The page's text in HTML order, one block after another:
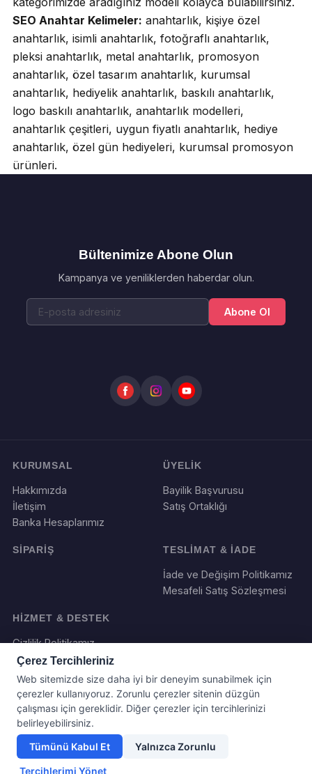
SEO Anahtar Kelimeler: anahtarlık, kişiye özel
anahtarlık, isimli anahtarlık, fotoğraflı anahtarlık,
pleksi anahtarlık, metal anahtarlık, promosyon
anahtarlık, özel tasarım anahtarlık, kurumsal
anahtarlık, hediyelik anahtarlık, baskılı anahtarlık,
logo baskılı anahtarlık, anahtarlık modelleri,
anahtarlık çeşitleri, uygun fiyatlı anahtarlık, hediye
anahtarlık, özel gün hediyeleri, kurumsal promosyon
ürünleri.
Bültenimize Abone Olun
Kampanya ve yeniliklerden haberdar olun.
Abone Ol
KURUMSAL
Hakkımızda
İletişim
Banka Hesaplarımız
ÜYELİK
Bayilik Başvurusu
Satış Ortaklığı
SİPARİŞ TESLİMAT & İADE
İade ve Değişim Politikamız
Mesafeli Satış Sözleşmesi
HİZMET & DESTEK
Gizlilik Politikamız
Yazılım ve Tasarım : Webboll. Tum haklari saklidir.
Çerez Tercihleriniz
Web sitemizde size daha iyi bir deneyim sunabilmek için
çerezler kullanıyoruz. Zorunlu çerezler sitenin düzgün
çalışması için gereklidir. Diğer çerezler için tercihlerinizi
belirleyebilirsiniz.
Tümünü Kabul Et
Yalnızca Zorunlu
Tercihlerimi Yönet